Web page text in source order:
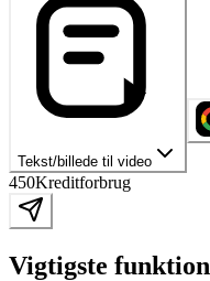
Tekst/billede til video
450Kreditforbrug
Vigtigste